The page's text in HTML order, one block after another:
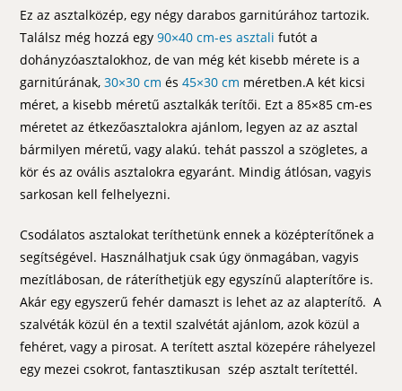
Ez az asztalközép, egy négy darabos garnitúrához tartozik.
Találsz még hozzá egy90×40 cm-es asztali futót a
dohányzóasztalokhoz, de van még két kisebb mérete is a
garnitúrának,30×30 cm és45×30 cm méretben.A két kicsi
méret, a kisebb méretű asztalkák terítői. Ezt a 85×85 cm-es
méretet az étkezőasztalokra ajánlom, legyen az az asztal
bármilyen méretű, vagy alakú. tehát passzol a szögletes, a
kör és az ovális asztalokra egyaránt. Mindig átlósan, vagyis
sarkosan kell felhelyezni.
Csodálatos asztalokat teríthetünk ennek a középterítőnek a
segítségével. Használhatjuk csak úgy önmagában, vagyis
mezítlábosan, de ráteríthetjük egy egyszínű alapterítőre is.
Akár egy egyszerű fehér damaszt is lehet az az alapterítő. A
szalvéták közül én a textil szalvétát ajánlom, azok közül a
fehéret, vagy a pirosat. A terített asztal közepére ráhelyezel
egy mezei csokrot, fantasztikusan szép asztalt terítettél.